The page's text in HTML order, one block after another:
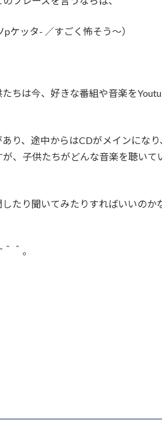
ッタ- ／すごく怖そう～）
ちは今、好きな番組や音楽を
り、途中からはCDがメインにな
、子供たちがどんな音楽を聴いて
たり聞いてみたりすればいいのか
＾。